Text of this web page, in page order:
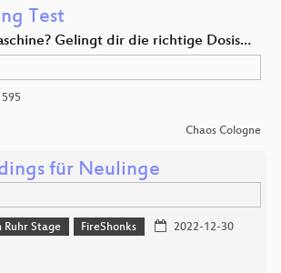
Test
Gelingt dir die richtige Dosis…
595
Chaos Cologne
für Neulinge
Ruhr Stage FireShonks
2022-12-30